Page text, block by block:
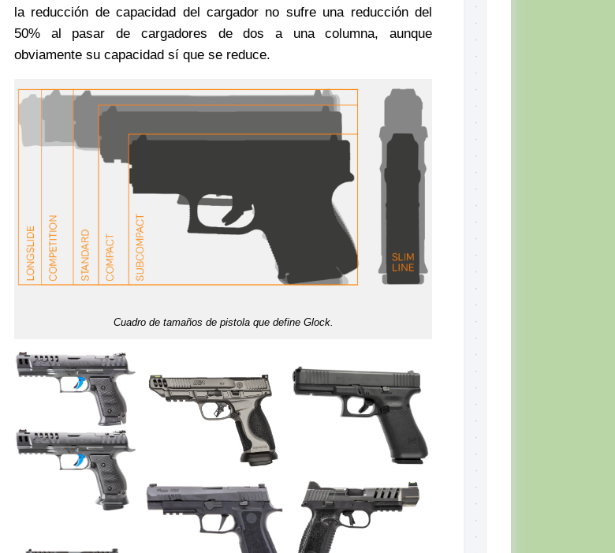
la reducción de capacidad del cargador no sufre una reducción del
50% al pasar de cargadores de dos a una columna, aunque
obviamente su capacidad sí que se reduce.
Cuadro de tamaños de pistola que define Glock.